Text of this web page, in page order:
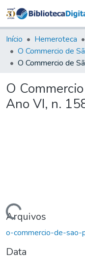
Início Hemeroteca
O Commercio de
O
Ano VI, n.
Carregando...
Arquivos
o-commercio-de-
Data